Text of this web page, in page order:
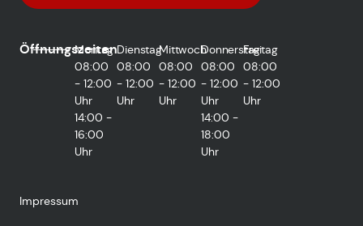
Öffnungszeiten
Montag
08:00
- 12:00
Uhr
14:00 -
16:00
Uhr
Dienstag
08:00
- 12:00
Uhr
Mittwoch
08:00
- 12:00
Uhr
Donnerstag
08:00
- 12:00
Uhr
14:00 -
18:00
Uhr
Freitag
08:00
- 12:00
Uhr
Impressum